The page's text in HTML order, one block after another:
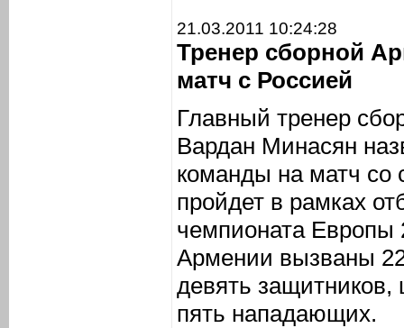
21.03.2011 10:24:28
Тренер сборной
матч с Россией
Главный тренер
Вардан Минасян
команды на матч со
пройдет в рамках
чемпионата Европы
Армении вызваны
девять
пять нападающих.